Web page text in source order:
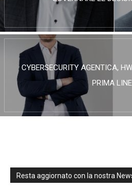
CYBERSECURITY AGENTICA,
PRIMA
Resta aggiornato con la nostra